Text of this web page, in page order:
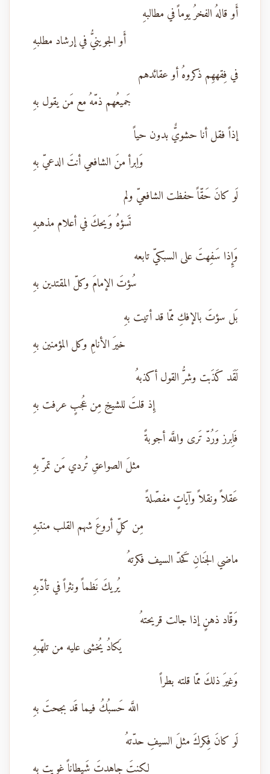
أَو قالهُ الفخرُ يوماً في مطالبهِ
أَو الجوينيُّ في إرشاد مطلبهِ
في فِقههِم ذكروهُ أو عقائدهم
جَميعُهم ذمّهُ مع مَن يقول بهِ
إذاً فقل أنا حشويٌّ بدون حياً
وَاِبرأ منَ الشافعي أنتَ الدعيّ بهِ
لَو كانَ حَقّاً حفظت الشافعيّ ولم
تَسؤهُ وَيحكَ في أعلام مذهبهِ
وَإِذا سَفِهتَ على السبكيّ تابعه
سُؤتَ الإمامَ وكلّ المقتدين بهِ
بَل سؤتَ بالإفكِ ممّا قد أتيت بهِ
خيرَ الأنامِ وكل المؤمنين بهِ
لَقَد كَذَبت وشرُّ القول أكذبهُ
إِذ قلتَ للشيخِ مِن عُجبٍ عرفت بهِ
فَاِبرز وَرُدّ تَرى واللَّه أجوبةً
مثلَ الصواعقِ تُردي مَن تمرّ بهِ
عَقلاً ونقلاً وآياتٍ مفصّلةً
مِن كلِّ أروعَ شهم القلب منتبهِ
ماضي الجَنانِ كَحدّ السيف فكرتهُ
يُريكَ نَظماً ونثراً في تأدّبهِ
وَقّاد ذهنٍ إذا جالت قريحتهُ
يَكادُ يُخشى عليه من تلهّبهِ
وَغيرَ ذلكَ ممّا قلته بطراً
اللَّه حَسبُكُ فيما قَد بجحتَ بهِ
لَو كانَ فِكركَ مثلَ السيفِ حدّتهُ
لكنتَ جاهدتَ شَيطاناً غويت بهِ